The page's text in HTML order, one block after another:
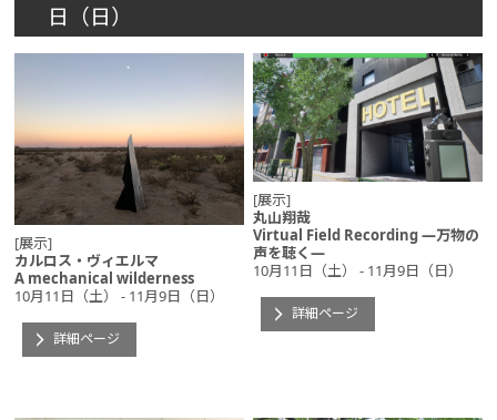
日（日）
[展示]
カルロス・ヴィエルマ
A mechanical wilderness
10月11日（土） - 11月9日（日）
詳細ページ
[展示]
丸山翔哉
Virtual Field Recording ―万物の
声を聴く―
10月11日（土） - 11月9日（日）
詳細ページ